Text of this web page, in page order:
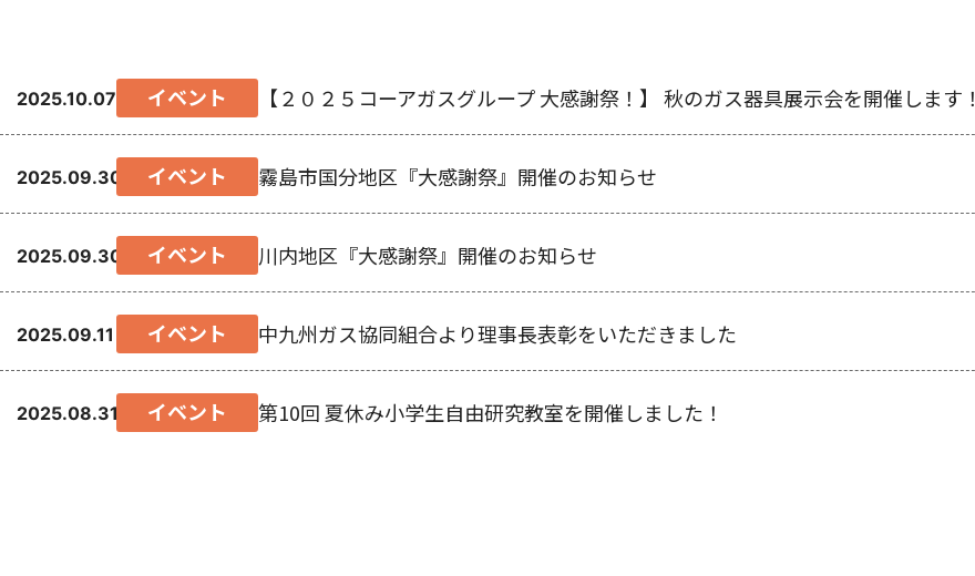
2025.10.07 イベント 【２０２５コーアガスグループ 大感謝祭！】 秋のガス器具展示会を開催します！
2025.09.30 イベント 霧島市国分地区『大感謝祭』開催のお知らせ
2025.09.30 イベント 川内地区『大感謝祭』開催のお知らせ
2025.09.11 イベント 中九州ガス協同組合より理事長表彰をいただきました
2025.08.31 イベント 第10回 夏休み小学生自由研究教室を開催しました！